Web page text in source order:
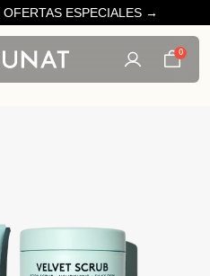
ESPECIALES →
0